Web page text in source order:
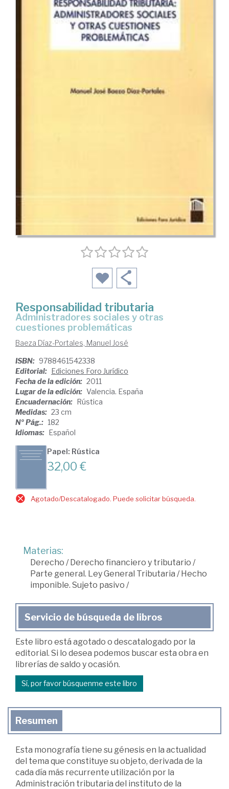
Responsabilidad tributaria
administradores sociales y otras
cuestiones problemáticas
Baeza Díaz-Portales, Manuel José
ISBN: 9788461542338
Editorial: Ediciones Foro Jurídico
Fecha de la edición: 2011
Lugar de la edición: Valencia. España
Encuadernación: Rústica
Medidas: 23 cm
Nº Pág.: 182
Idiomas: Español
Papel: Rústica
32,00 €
Agotado/Descatalogado. Puede solicitar búsqueda.
Materias:
Derecho /Derecho financiero y tributario /
Parte general. Ley General Tributaria /Hecho
imponible. Sujeto pasivo /
Servicio de búsqueda de libros
Este libro está agotado o descatalogado por la
editorial. Si lo desea podemos buscar esta obra en
librerías de saldo y ocasión.
Sí, por favor búsquenme este libro
Resumen
Esta monografía tiene su génesis en la actualidad
del tema que constituye su objeto, derivada de la
cada día más recurrente utilización por la
Administración tributaria del instituto de la